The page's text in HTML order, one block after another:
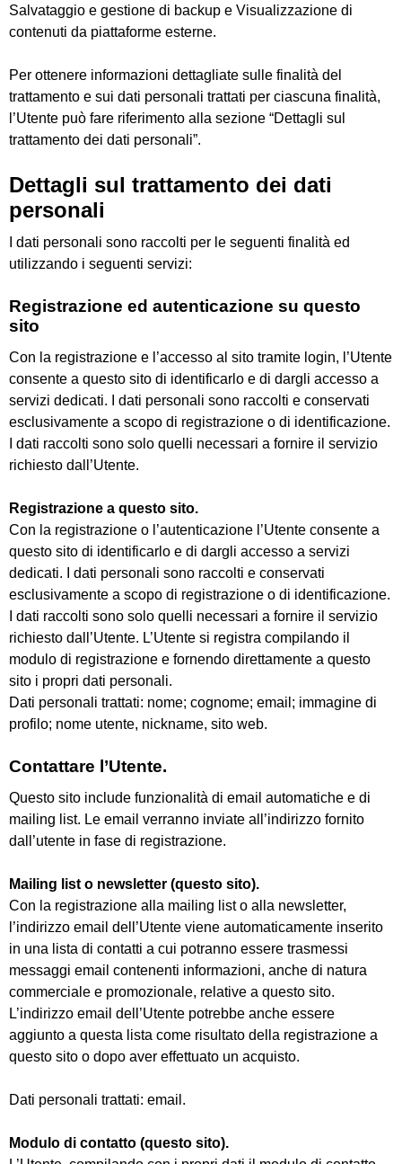
Salvataggio e gestione di backup e Visualizzazione di
contenuti da piattaforme esterne.
Per ottenere informazioni dettagliate sulle finalità del
trattamento e sui dati personali trattati per ciascuna finalità,
l’Utente può fare riferimento alla sezione “Dettagli sul
trattamento dei dati personali”.
Dettagli sul trattamento dei dati
personali
I dati personali sono raccolti per le seguenti finalità ed
utilizzando i seguenti servizi:
Registrazione ed autenticazione su questo
sito
Con la registrazione e l’accesso al sito tramite login, l’Utente
consente a questo sito di identificarlo e di dargli accesso a
servizi dedicati. I dati personali sono raccolti e conservati
esclusivamente a scopo di registrazione o di identificazione.
I dati raccolti sono solo quelli necessari a fornire il servizio
richiesto dall’Utente.
Registrazione a questo sito.
Con la registrazione o l’autenticazione l’Utente consente a
questo sito di identificarlo e di dargli accesso a servizi
dedicati. I dati personali sono raccolti e conservati
esclusivamente a scopo di registrazione o di identificazione.
I dati raccolti sono solo quelli necessari a fornire il servizio
richiesto dall’Utente. L’Utente si registra compilando il
modulo di registrazione e fornendo direttamente a questo
sito i propri dati personali.
Dati personali trattati: nome; cognome; email; immagine di
profilo; nome utente, nickname, sito web.
Contattare l’Utente.
Questo sito include funzionalità di email automatiche e di
mailing list. Le email verranno inviate all’indirizzo fornito
dall’utente in fase di registrazione.
Mailing list o newsletter (questo sito).
Con la registrazione alla mailing list o alla newsletter,
l’indirizzo email dell’Utente viene automaticamente inserito
in una lista di contatti a cui potranno essere trasmessi
messaggi email contenenti informazioni, anche di natura
commerciale e promozionale, relative a questo sito.
L’indirizzo email dell’Utente potrebbe anche essere
aggiunto a questa lista come risultato della registrazione a
questo sito o dopo aver effettuato un acquisto.
Dati personali trattati: email.
Modulo di contatto (questo sito).